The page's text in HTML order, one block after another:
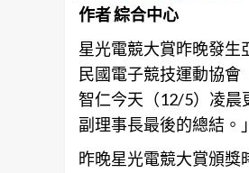
作者 綜合中心
星光電競大賞昨晚發生
民國電子競技運動協會
智仁今天（12/5）凌晨
副理事長最後的總結。」
昨晚星光電競大賞頒獎